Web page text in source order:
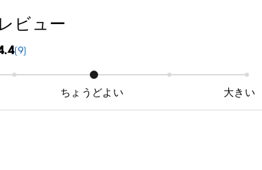
ビュー
(9)
ちょうどよい 大きい